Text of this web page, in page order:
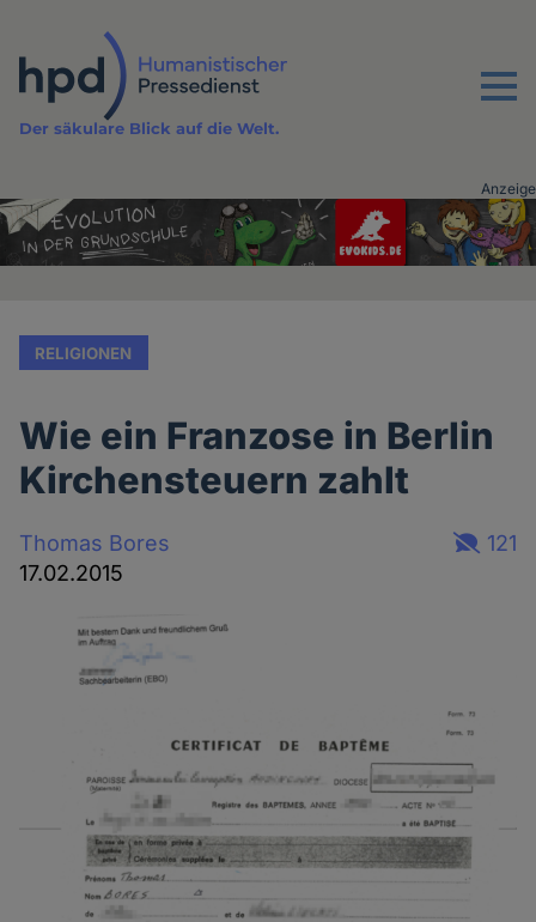
Inhalt
Menu
Der säkulare Blick auf die Welt.
Advertising
vor
Anzeige
RELIGIONEN
Wie ein Franzose in Berlin
Kirchensteuern zahlt
Thomas Bores
17.02.2015
121